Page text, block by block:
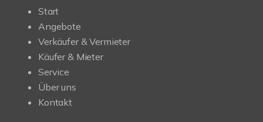
Start
Angebote
Verkäufer & Vermieter
Käufer & Mieter
Service
Über uns
Kontakt